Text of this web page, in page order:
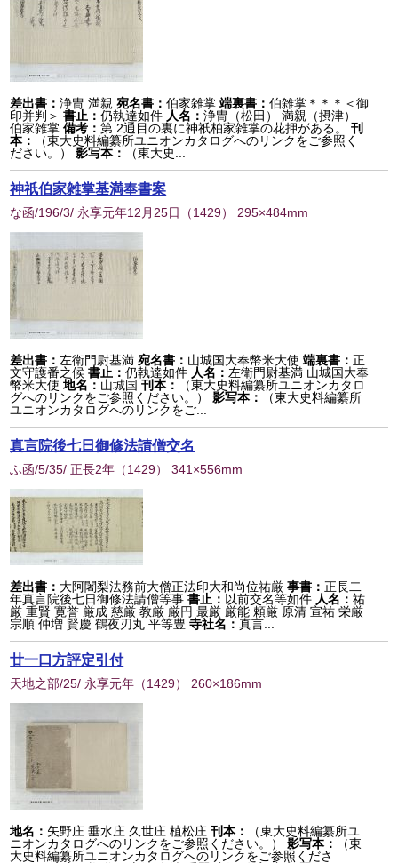
差出書：浄冑 満親 宛名書：伯家雑掌 端裏書：伯雑掌＊＊＊＜御
印并判＞ 書止：仍執達如件 人名：浄冑（松田） 満親（摂津）
伯家雑掌 備考：第 2通目の裏に神祇柏家雑掌の花押がある。
刊
本：
（東大史料編纂所ユニオンカタログへのリンクをご参照く
ださい。）
影写本： （東大史...
神祇伯家雑掌基満奉書案
な函/196/3/ 永享元年12月25日 （1429） 295×484mm
差出書： 左衛門尉基満 宛名書： 山城国大奉幣米大使 端裏書：正
文守護番之候 書止：仍執達如件 人名： 左衛門尉基満 山城国大奉
幣米大使 地名： 山城国 刊本：
（東大史料編纂所ユニオンカタロ
グへのリンクをご参照ください。）
影写本：
（東大史料編纂所
ユニオンカタログへのリンクをご...
真言院後七日御修法請僧交名
ふ函/5/35/ 正長2年 （1429） 341×556mm
差出書： 大阿闍梨法務前大僧正法印大和尚位祐厳 事書：正長二
年真言院後七日御修法請僧等事 書止： 以前交名等如件 人名：祐
厳 重賢 寛誉 厳成 慈厳 教厳 厳円 最厳 厳能 頼厳 原清 宣祐 栄厳
宗順 仲増 賢慶 鶴夜刃丸 平等豊 寺社名：真言...
廿一口方評定引付
天地之部/25/ 永享元年 （1429） 260×186mm
地名： 矢野庄 垂水庄 久世庄 植松庄 刊本：
（東大史料編纂所ユ
ニオンカタログへのリンクをご参照ください。）
影写本：
（東
大史料編纂所ユニオンカタログへのリンクをご参照くださ